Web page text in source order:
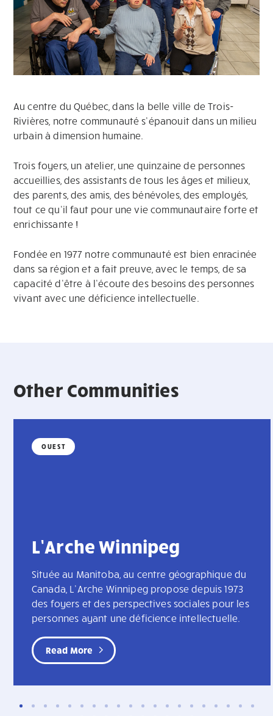
Au centre du Québec, dans la belle ville de Trois-
Rivières, notre communauté s’épanouit dans un milieu
urbain à dimension humaine.
Trois foyers, un atelier, une quinzaine de personnes
accueillies, des assistants de tous les âges et milieux,
des parents, des amis, des bénévoles, des employés,
tout ce qu’il faut pour une vie communautaire forte et
enrichissante !
Fondée en 1977 notre communauté est bien enracinée
dans sa région et a fait preuve, avec le temps, de sa
capacité d’être à l’écoute des besoins des personnes
vivant avec une déficience intellectuelle.
Other Communities
OUEST
L’Arche Winnipeg
Située au Manitoba, au centre géographique du
Canada, L’Arche Winnipeg propose depuis 1973
des foyers et des perspectives sociales pour les
personnes ayant une déficience intellectuelle.
Read More